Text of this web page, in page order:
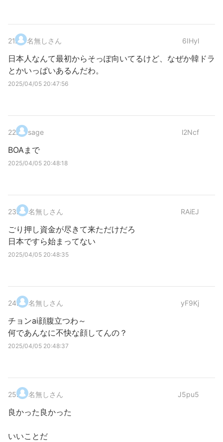
21. 名無しさん 6IHyl
日本人なんて最初からそっぽ向いてるけど、なぜか韓ドラ
とかいっぱいあるんだわ。
2025/04/05 20:47:56
22. sage l2Ncf
BOAまで
2025/04/05 20:48:18
23. 名無しさん RAiEJ
ごり押し資金が尽きて来ただけだろ
日本ですら始まってない
2025/04/05 20:48:35
24. 名無しさん yF9Kj
チョンai顔腹立つわ～
何であんなに不快な顔してんの？
2025/04/05 20:48:37
25. 名無しさん J5pu5
良かった良かった
いいことだ